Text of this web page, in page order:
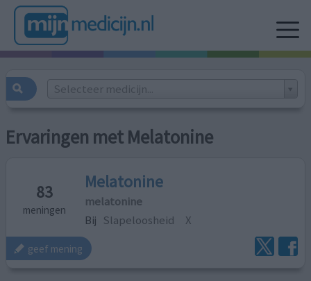
Selecteer medicijn...
Ervaringen met Melatonine
83
meningen
Melatonine
melatonine
Bij Slapeloosheid X
geef mening